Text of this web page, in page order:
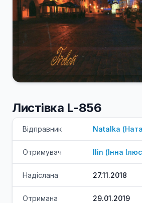
Листівка L-856
Відправник Natalka (
Отримувач Ilin (Інна
Надіслана 27.11.2018
Отримана 29.01.2019